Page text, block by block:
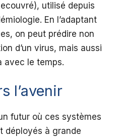
utilisé depuis
En l’adaptant
on peut prédire non
d’un virus, mais aussi
avec le temps.
l’avenir
futur où ces systèmes
déployés à grande